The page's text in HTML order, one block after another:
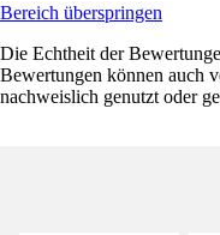
Bereich überspringen
Die Echtheit der
Bewertungen können auch
nachweislich genutzt oder